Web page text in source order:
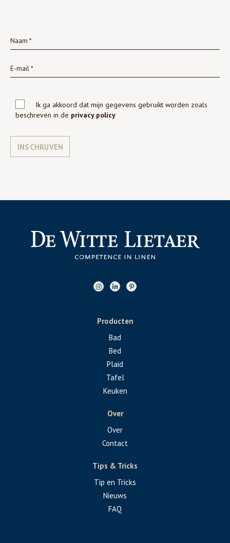
Ik ga akkoord dat mijn gegevens gebruikt worden zoals
beschreven in de privacy policy
INSCHRIJVEN
Producten
Bad
Bed
Plaid
Tafel
Keuken
Over
Over
Contact
Tips & Tricks
Tip en Tricks
Nieuws
FAQ